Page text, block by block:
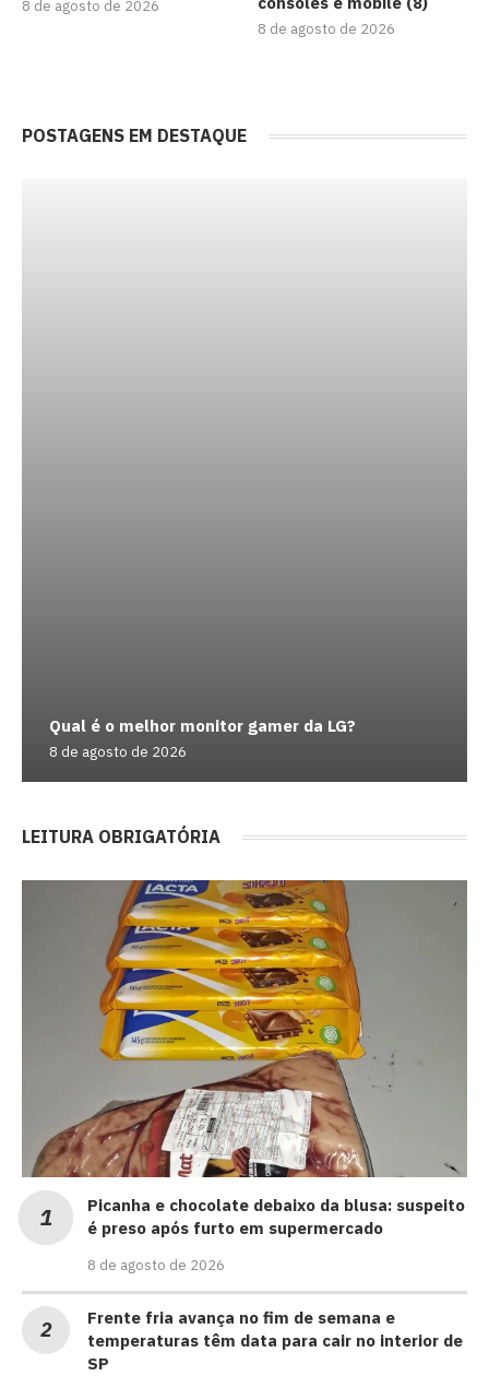
8 de agosto de 2026
8 de agosto de 2026
POSTAGENS EM DESTAQUE
Qual é o melhor monitor gamer da LG?
8 de agosto de 2026
LEITURA OBRIGATÓRIA
Picanha e chocolate debaixo da blusa: suspeito
é preso após furto em supermercado
8 de agosto de 2026
Frente fria avança no fim de semana e
temperaturas têm data para cair no interior de
SP